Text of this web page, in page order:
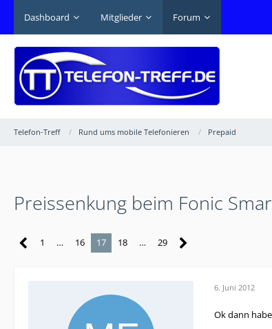
Dashboard Mitglieder Forum
Telefon-Treff Rund ums mobile Telefonieren Prepaid
Preissenkung beim Fonic
1 … 16 17 18 … 29
6. Juni 2012
Ok dann